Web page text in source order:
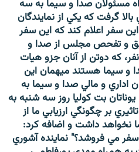
مسئولان صدا و سيما به سه
گرفت كه يكي از نمايندگان
سفر اعلام كند كه اين سفر
و تفحص مجلس از صدا و
كه دوتن از آنان جزو هيات
سيما هستند ميهمان اين
اداري و مالي صدا و سيما به
بت كوليا روز سه شنبه به
بر چگونگي ارزيابي ما از
نخواهد داشت و اضافه كرد:
مي فروشد؟" نماينده آشوري